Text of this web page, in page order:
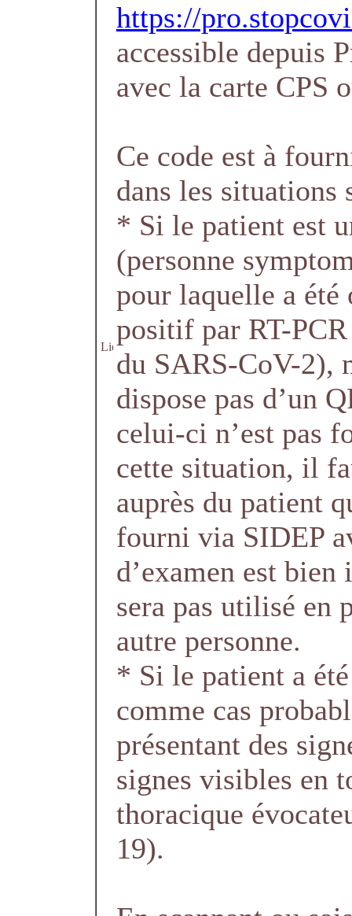
https://
accessible depuis
avec la carte CPS
Ce code est à
dans les situations
* Si le patient est
(personne
pour laquelle a été
positif par RT-
du SARS-CoV-2),
dispose pas d’un
celui-ci n’est pas
cette situation, il
auprès du patient
fourni via SIDEP
d’examen est
sera pas utilisé en
autre personne.
* Si le patient a
comme cas
présentant des
signes visibles en
thoracique
19).